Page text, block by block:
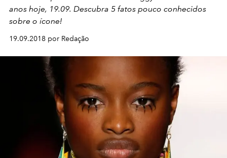
anos hoje, 19.09. Descubra 5 fatos pouco conhecidos
sobre o ícone!
19.09.2018 por Redação